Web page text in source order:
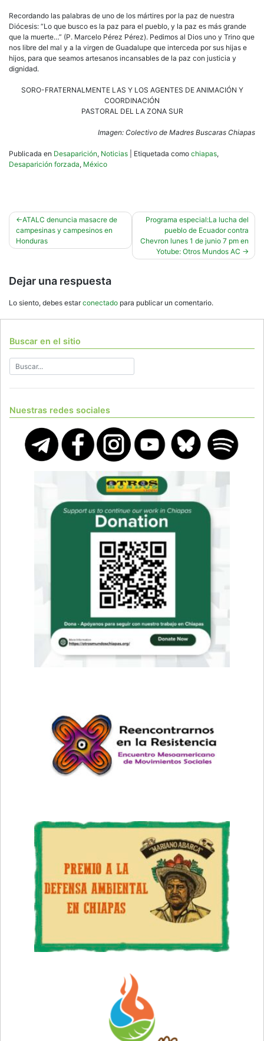
Recordando las palabras de uno de los mártires por la paz de nuestra
Diócesis: “Lo que busco es la paz para el pueblo, y la paz es más grande
que la muerte…” (P. Marcelo Pérez Pérez). Pedimos al Dios uno y Trino que
nos libre del mal y a la virgen de Guadalupe que interceda por sus hijas e
hijos, para que seamos artesanos incansables de la paz con justicia y
dignidad.
SORO-FRATERNALMENTE LAS Y LOS AGENTES DE ANIMACIÓN Y
COORDINACIÓN
PASTORAL DEL LA ZONA SUR
Imagen: Colectivo de Madres Buscaras Chiapas
Publicada en Desaparición, Noticias Etiquetada como chiapas,
Desaparición forzada, México
Navegación
de
ATALC denuncia masacre de
campesinas y campesinos en
Honduras
Programa especial:La lucha del
pueblo de Ecuador contra
Chevron lunes 1 de junio 7 pm en
Yotube: Otros Mundos AC
Dejar una respuesta
Lo siento, debes estarconectado para publicar un comentario.
Buscar en el sitio
Nuestras redes sociales